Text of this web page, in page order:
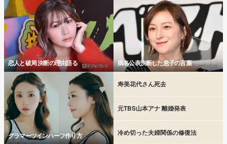
恋人と破局 決断の理由語る 病名公表決断した息子の言葉
グラマーツインハーフ作り方
寿美花代さん死去
元TBS山本アナ 離婚発表
冷め切った夫婦関係の修復法